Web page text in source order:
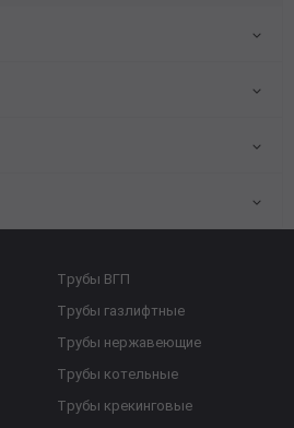
Трубы ВГП
Трубы газлифтные
Трубы нержавеющие
Трубы котельные
Трубы крекинговые